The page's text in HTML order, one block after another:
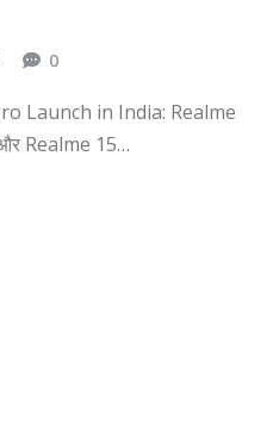
0
Launch in India: Realme
Realme 15…